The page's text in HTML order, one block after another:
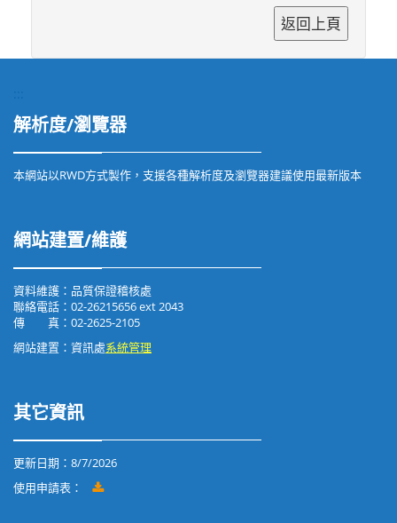
解析度/瀏覽器
本網站以RWD方式製作，支援各種解析度及瀏覽器建議使用最新版本
網站建置/維護
資料維護：品質保證稽核處
聯絡電話：02-26215656 ext 2043
傳 真：02-2625-2105
網站建置：資訊處系統管理
其它資訊
更新日期： 8/7/2026
使用申請表：